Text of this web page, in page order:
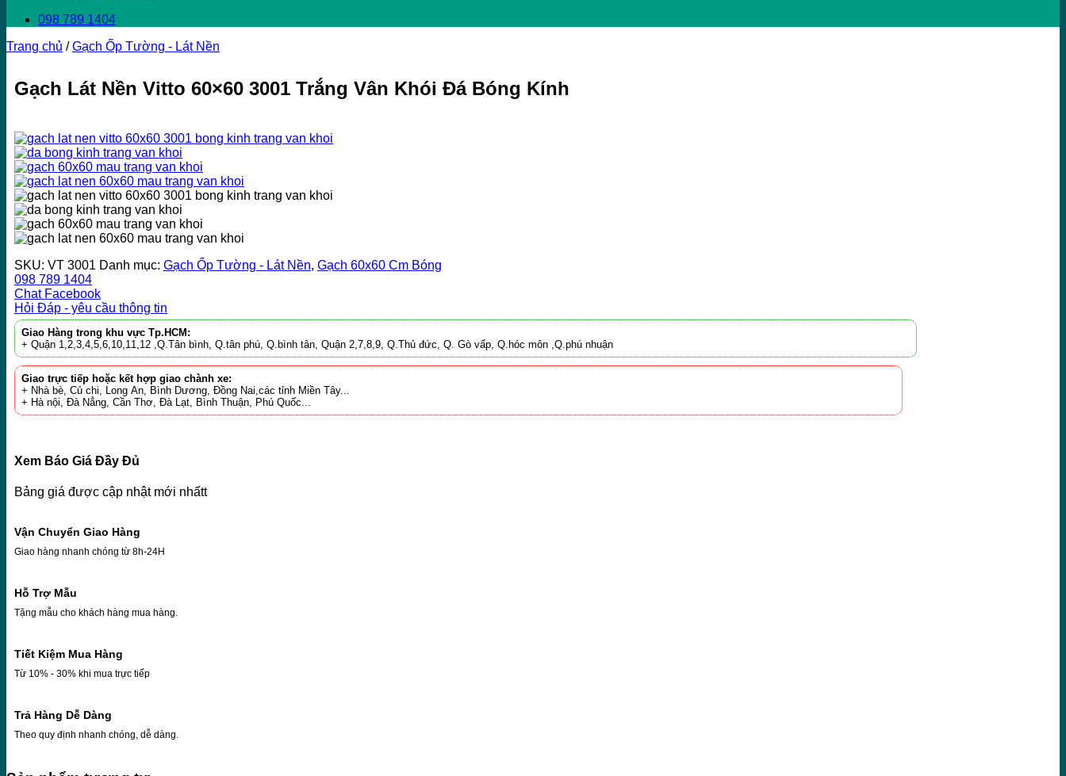
098 789 1404
Trang chủ / Gạch Ốp Tường - Lát Nền
Gạch Lát Nền Vitto 60×60 3001 Trắng Vân Khói Đá Bóng Kính
SKU: VT 3001 Danh mục: Gạch Ốp Tường - Lát Nền, Gạch 60x60 Cm Bóng
098 789 1404
Chat Facebook
Hỏi Đáp - yêu cầu thông tin
Giao Hàng trong khu vực Tp.HCM:
+ Quận 1,2,3,4,5,6,10,11,12 ,Q.Tân bình, Q.tân phú, Q.bình tân, Quận 2,7,8,9, Q.Thủ đức, Q. Gò vấp, Q.hóc môn ,Q.phú nhuận
Giao trực tiếp hoặc kết hợp giao chành xe:
+ Nhà bè, Củ chi, Long An, Bình Dương, Đồng Nai,các tỉnh Miền Tây...
+ Hà nội, Đà Nẳng, Cần Thơ, Đà Lạt, Bình Thuận, Phú Quốc...
Xem Báo Giá Đầy Đủ
Bảng giá được cập nhật mới nhấtt
Vận Chuyển Giao Hàng
Giao hàng nhanh chóng từ 8h-24H
Hỗ Trợ Mẫu
Tặng mẫu cho khách hàng mua hàng.
Tiết Kiệm Mua Hàng
Từ 10% - 30% khi mua trực tiếp
Trả Hàng Dễ Dàng
Theo quy định nhanh chóng, dễ dàng.